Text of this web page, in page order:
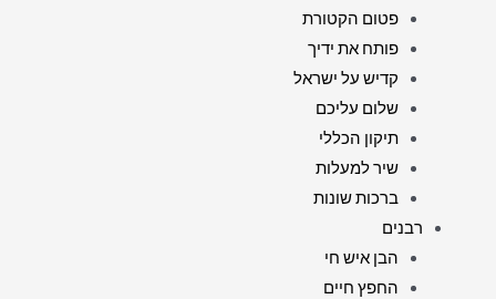
פטום הקטורת
פותח את ידיך
קדיש על ישראל
שלום עליכם
תיקון הכללי
שיר למעלות
ברכות שונות
רבנים
הבן איש חי
החפץ חיים